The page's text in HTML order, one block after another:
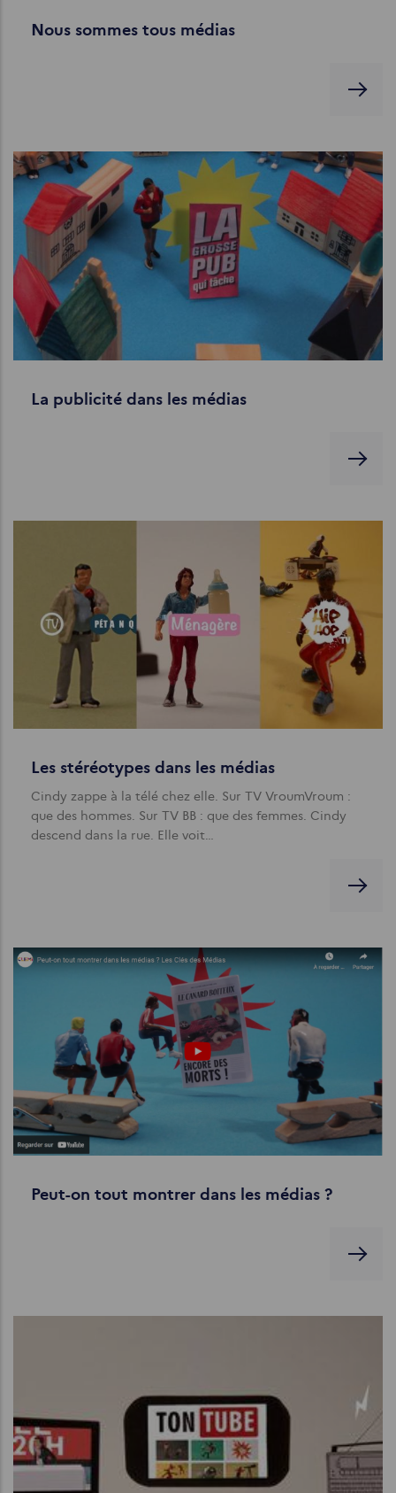
Nous sommes tous médias
La publicité dans les médias
Les stéréotypes dans les médias
Cindy zappe à la télé chez elle. Sur TV VroumVroum :
que des hommes. Sur TV BB : que des femmes. Cindy
descend dans la rue. Elle voit…
Peut-on tout montrer dans les médias ?